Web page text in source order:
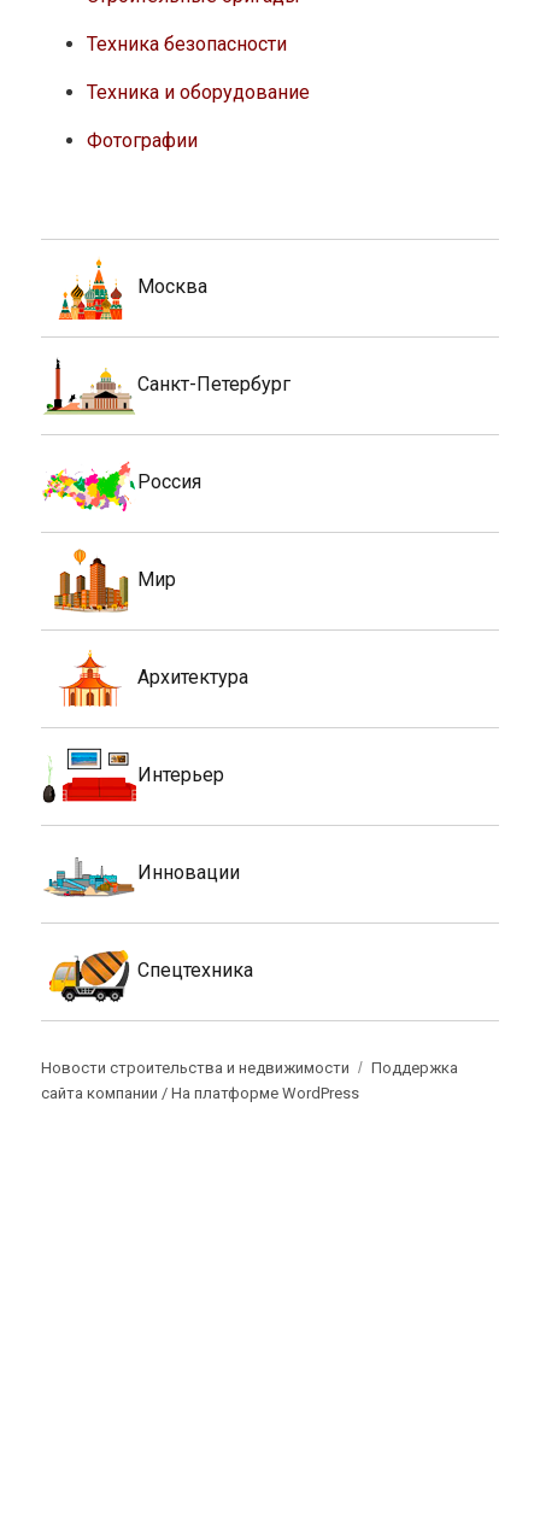
Техника безопасности
Техника и оборудование
Фотографии
Москва
Санкт-Петербург
Россия
Мир
Архитектура
Интерьер
Инновации
Спецтехника
Новости строительства и недвижимости
Поддержка
сайта компании /На платформе WordPress